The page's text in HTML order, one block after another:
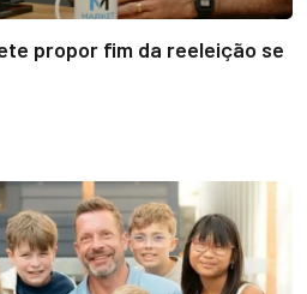
propor fim da reeleição se